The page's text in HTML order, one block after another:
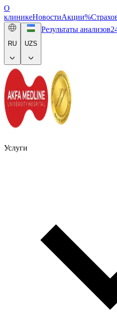
О
клиникеНовостиАкции%
RU UZS
Результаты анализов
Услуги